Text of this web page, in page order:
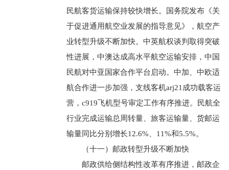
民航客货运输保持较快增长。国务院发布《关
于促进通用航空业发展的指导意见》，航空产
业转型升级不断加快。中英航权谈判取得突破
性进展，中澳达成高水平航空运输安排，中国
民航对中亚国家合作平台启动。中加、中欧适
航合作进一步加强，支线客机arj21成功载客运
营，c919飞机型号审定工作有序推进。民航全
行业完成运输总周转量、旅客运输量、货邮运
输量同比分别增长12.6%、11%和5.5%。
（十一）邮政转型升级不断加快
邮政供给侧结构性改革有序推进，邮政企